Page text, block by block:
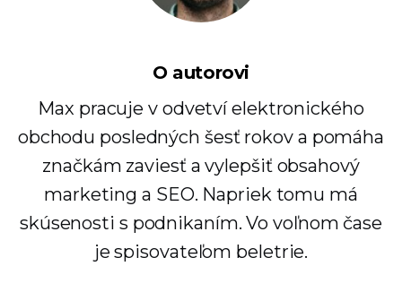
O autorovi
Max pracuje v odvetví elektronického
obchodu posledných šesť rokov a pomáha
značkám zaviesť a vylepšiť obsahový
marketing a SEO. Napriek tomu má
skúsenosti s podnikaním. Vo voľnom čase
je spisovateľom beletrie.